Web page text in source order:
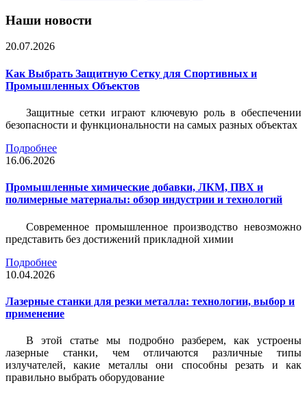
Наши новости
20.07.2026
Как Выбрать Защитную Сетку для Спортивных и
Промышленных Объектов
Защитные сетки играют ключевую роль в обеспечении
безопасности и функциональности на самых разных объектах
Подробнее
16.06.2026
Промышленные химические добавки, ЛКМ, ПВХ и
полимерные материалы: обзор индустрии и технологий
Современное промышленное производство невозможно
представить без достижений прикладной химии
Подробнее
10.04.2026
Лазерные станки для резки металла: технологии, выбор и
применение
В этой статье мы подробно разберем, как устроены
лазерные станки, чем отличаются различные типы
излучателей, какие металлы они способны резать и как
правильно выбрать оборудование